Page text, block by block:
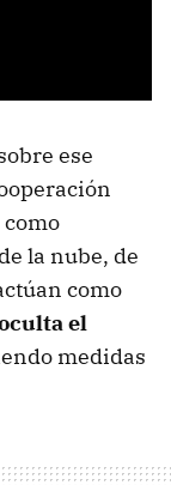
ese
la nube, de
como
el
medidas